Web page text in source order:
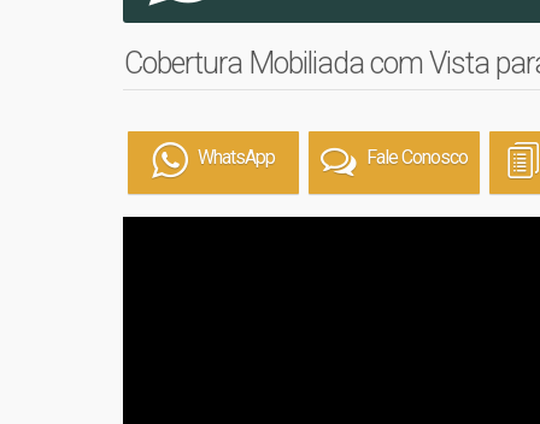
Cobertura Mobiliada com Vista
WhatsApp Fale Conosco